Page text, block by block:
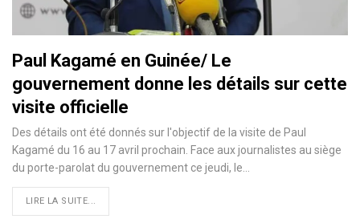
Paul Kagamé en Guinée/ Le
gouvernement donne les détails sur cette
visite officielle
Des détails ont été donnés sur l'objectif de la visite de Paul
Kagamé du 16 au 17 avril prochain. Face aux journalistes au siège
du porte-parolat du gouvernement ce jeudi, le…
LIRE LA SUITE...